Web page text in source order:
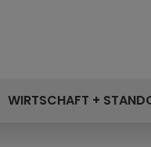
WIRTSCHAFT +